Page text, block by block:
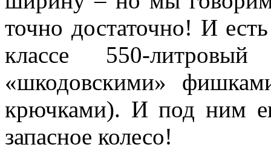
точно достаточно! И
классе 550-
«шкодовскими»
крючками). И под ним
запасное колесо!